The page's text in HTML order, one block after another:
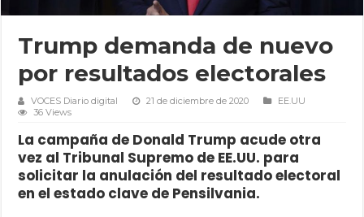
Trump demanda de nuevo
por resultados electorales
VOCES Diario digital 21 de diciembre de 2020
EE.UU
36 Views
La campaña de Donald Trump acude otra
vez al Tribunal Supremo de EE.UU. para
solicitar la anulación del resultado electoral
en el estado clave de Pensilvania.